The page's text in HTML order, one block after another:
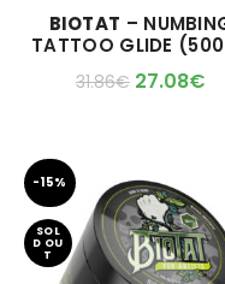
M'ALERTER QUAND
L'ARTICLE SERA
BIOTAT –
TATTOO GLIDE
31.86€ 27.08€
-15%
SOL
D OU
T